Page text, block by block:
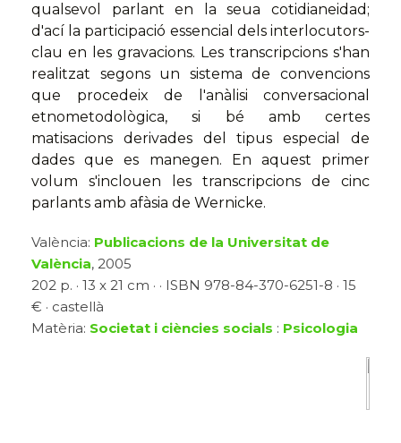
qualsevol parlant en la seua cotidianeidad;
d'ací la participació essencial dels interlocutors-
clau en les gravacions. Les transcripcions s'han
realitzat segons un sistema de convencions
que procedeix de l'anàlisi conversacional
etnometodològica, si bé amb certes
matisacions derivades del tipus especial de
dades que es manegen. En aquest primer
volum s'inclouen les transcripcions de cinc
parlants amb afàsia de Wernicke.
València: Publicacions de la Universitat de
València, 2005
202 p. · 13 x 21 cm · · ISBN 978-84-370-6251-8 · 15
€ · castellà
Matèria: Societat i ciències socials : Psicologia